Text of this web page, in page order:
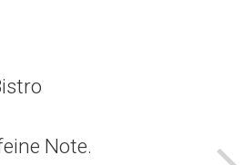
Note.